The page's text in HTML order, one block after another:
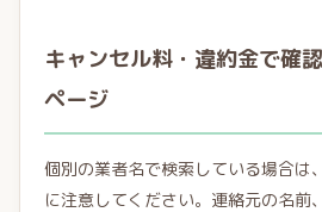
キャンセル料・違約金で確
ページ
個別の業者名で検索している場合は
に注意してください。連絡元の名前